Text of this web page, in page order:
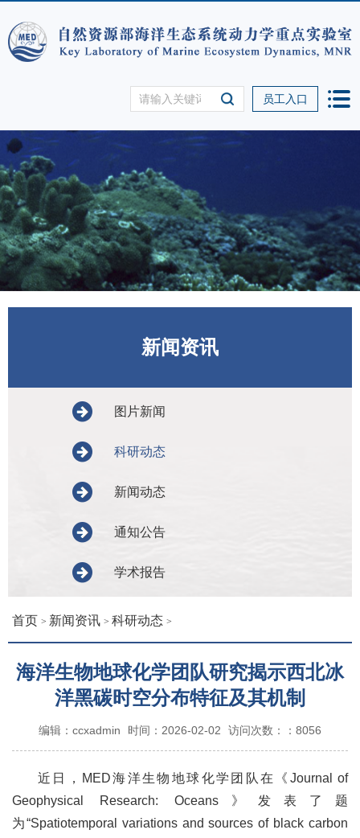
员工入口
新闻资讯
图片新闻
科研动态
新闻动态
通知公告
学术报告
首页 > 新闻资讯 > 科研动态 >
海洋生物地球化学团队研究揭示西北冰
洋黑碳时空分布特征及其机制
编辑：ccxadmin 时间：2026-02-02 访问次数：：8056
近日，MED海洋生物地球化学团队在《Journal of
Geophysical Research: Oceans》发表了题
为“Spatiotemporal variations and sources of black carbon